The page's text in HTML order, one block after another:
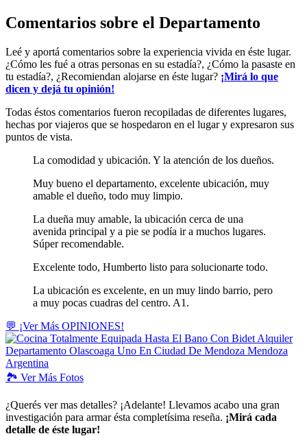
Comentarios sobre el Departamento
Leé y aportá comentarios sobre la experiencia vivida en éste lugar.
¿Cómo les fué a otras personas en su estadía?, ¿Cómo la pasaste en
tu estadía?, ¿Recomiendan alojarse en éste lugar? ¡Mirá lo que
dicen y dejá tu opinión!
Todas éstos comentarios fueron recopiladas de diferentes lugares,
hechas por viajeros que se hospedaron en el lugar y expresaron sus
puntos de vista.
La comodidad y ubicación. Y la atención de los dueños.
Muy bueno el departamento, excelente ubicación, muy
amable el dueño, todo muy limpio.
La dueña muy amable, la ubicación cerca de una
avenida principal y a pie se podía ir a muchos lugares.
Súper recomendable.
Excelente todo, Humberto listo para solucionarte todo.
La ubicación es excelente, en un muy lindo barrio, pero
a muy pocas cuadras del centro. A1.
💬 ¡Ver Más OPINIONES!
🏞️ VerMás Fotos
¿Querés ver mas detalles? ¡Adelante! Llevamos acabo una gran
investigación para armar ésta completísima reseña. ¡Mirá cada
detalle de éste lugar!